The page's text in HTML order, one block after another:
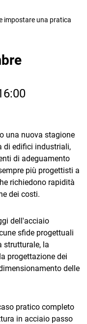
impostare una pratica
una nuova stagione
di edifici industriali,
di adeguamento
più progettisti a
richiedono rapidità
dei costi.
dell'acciaio
sfide progettuali
strutturale, la
progettazione dei
delle
pratico completo
in acciaio passo